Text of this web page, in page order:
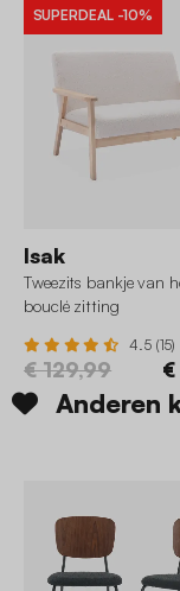
SUPERDEAL -10%
Isak
Tweezits bankje van
bouclé zitting
4.5 (15)
€ 129,99 €
Anderen